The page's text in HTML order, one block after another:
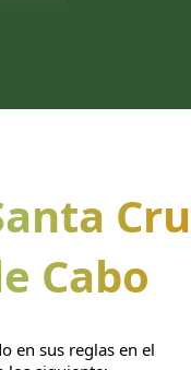
Cabo
en sus reglas en el